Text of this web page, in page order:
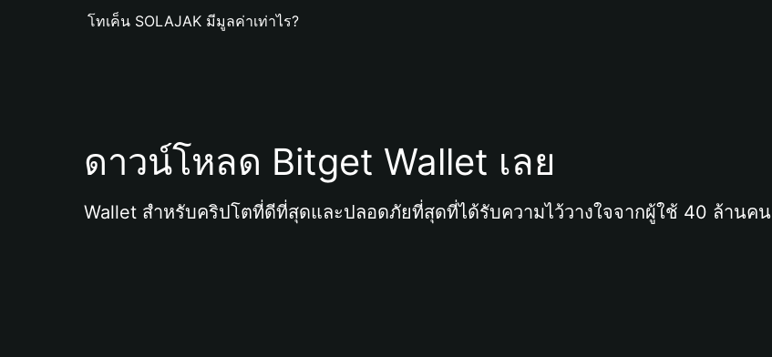
โทเค็น SOLAJAK มีมูลค่าเท่าไร?
ดาวน์โหลด Bitget Wallet เลย
Wallet สำหรับคริปโตที่ดีที่สุดและปลอดภัยที่สุดที่ได้รับความไว้วางใจจากผู้ใช้ 40 ล้านคน